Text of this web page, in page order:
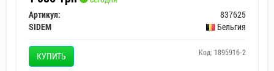
Артикул:
837625
SIDEM
Бельгия
КУПИТЬ Код: 1895916-2